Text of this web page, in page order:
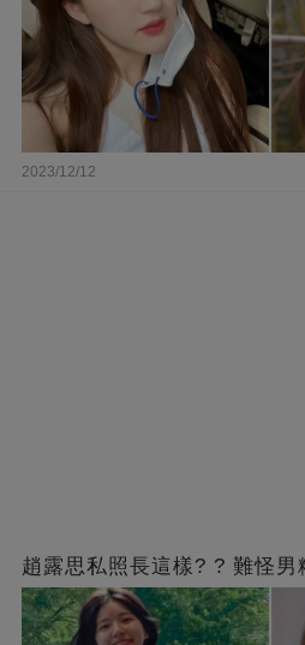
2023/12/12
趙露思私照長這樣? ? 難怪男